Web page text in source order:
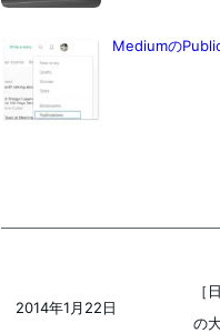
Mediumの
［
の
2014年1月22日